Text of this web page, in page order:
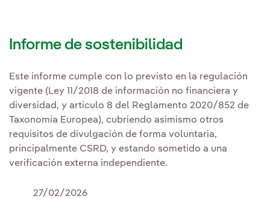
Informe de sostenibilidad
Este informe cumple con lo previsto en la regulación
vigente (Ley 11/2018 de información no financiera y
diversidad, y artículo 8 del Reglamento 2020/852 de
Taxonomía Europea), cubriendo asimismo otros
requisitos de divulgación de forma voluntaria,
principalmente CSRD, y estando sometido a una
verificación externa independiente.
27/02/2026